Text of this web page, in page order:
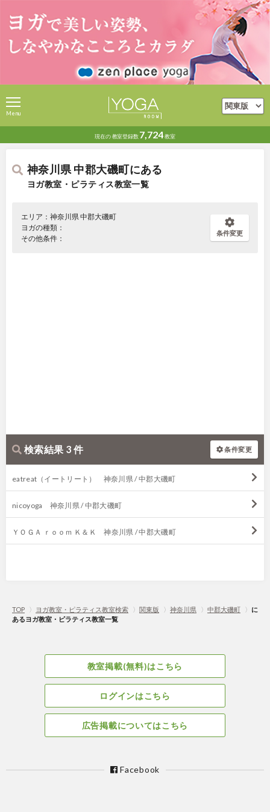
現在の教室登録数 7,724教室
Menu
神奈川県 中郡大磯町にある
ヨガ教室・ピラティス教室一覧
エリア：神奈川県 中郡大磯町
ヨガの種類：
その他条件：
条件変更
検索結果 3 件 条件変更
eatreat（イートリート） 神奈川県 / 中郡大磯町
nicoyoga 神奈川県 / 中郡大磯町
ＹＯＧＡ ｒｏｏｍ Ｋ＆Ｋ 神奈川県 / 中郡大磯町
TOP 〉 ヨガ教室・ピラティス教室検索 〉 関東版 〉 神奈川県 〉 中郡大磯町 〉 に
あるヨガ教室・ピラティス教室一覧
教室掲載(無料)はこちら
ログインはこちら
広告掲載についてはこちら
Facebook